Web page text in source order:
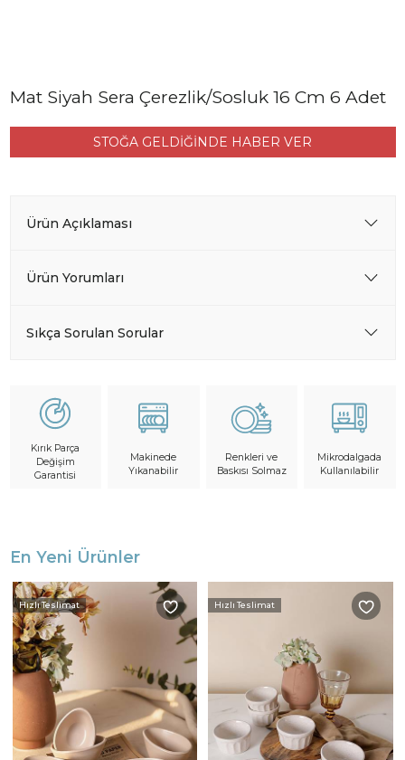
Mat Siyah Sera Çerezlik/Sosluk 16 Cm 6 Adet
STOĞA GELDİĞİNDE HABER VER
Ürün Açıklaması
Ürün Yorumları
Sıkça Sorulan Sorular
Kırık Parça
Değişim
Garantisi
Makinede
Yıkanabilir
Renkleri ve
Baskısı Solmaz
Mikrodalgada
Kullanılabilir
En Yeni Ürünler
Hızlı Teslimat Hızlı Teslimat